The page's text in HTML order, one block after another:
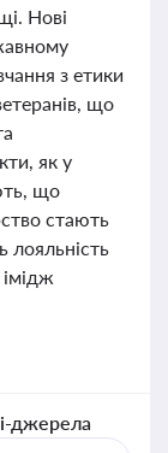
Нові
з етики
що
як у
що
стають
лояльність
джерела